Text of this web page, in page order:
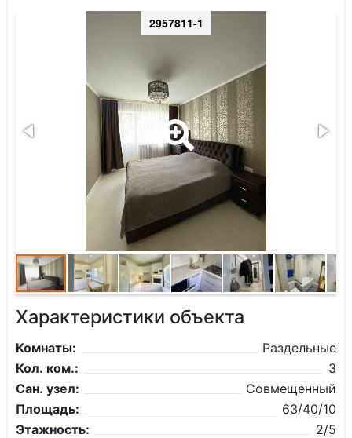
2957811-1
Характеристики объекта
Комнаты:
Раздельные
Кол. ком.:
3
Сан. узел:
Совмещенный
Площадь:
63/40/10
Этажность:
2/5